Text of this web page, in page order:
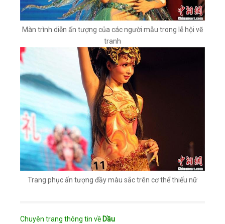
Màn trình diễn ấn tượng của các người mẫu trong lễ hội vẽ
tranh
Trang phục ấn tượng đầy màu sắc trên cơ thể thiếu nữ
Chuyên trang thông tin về Dầu